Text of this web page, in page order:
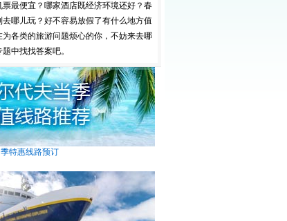
票最便宜？哪家酒店既经济环境还好？春
去哪儿玩？好不容易放假了有什么地方值
为各类的旅游问题烦心的你，不妨来去哪
中找找答案吧。
特惠线路预订